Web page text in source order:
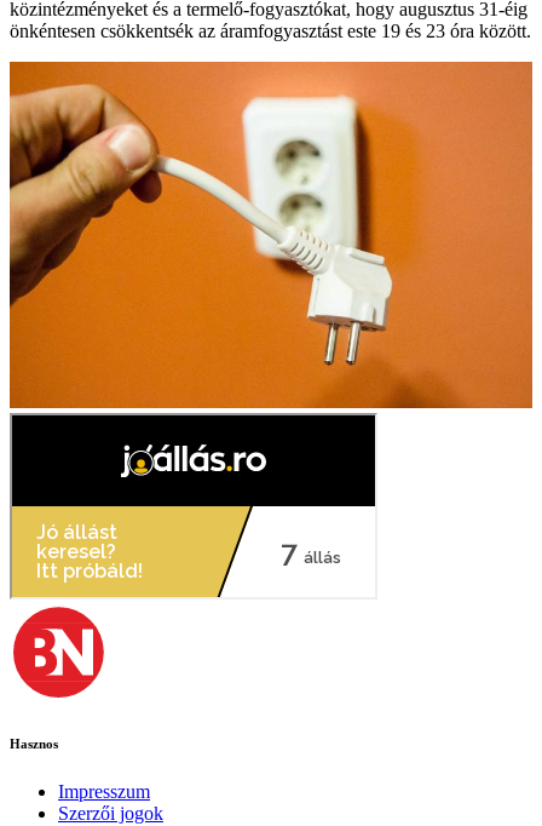
közintézményeket és a termelő-fogyasztókat, hogy augusztus 31-éig
önkéntesen csökkentsék az áramfogyasztást este 19 és 23 óra között.
Hasznos
Impresszum
Szerzői jogok